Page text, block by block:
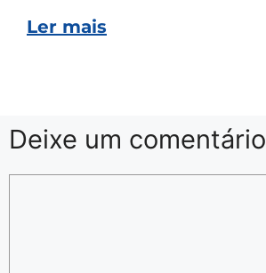
Ler mais
Deixe um comentário